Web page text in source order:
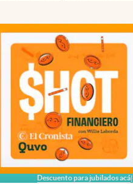
Descuento para jubilados acá|